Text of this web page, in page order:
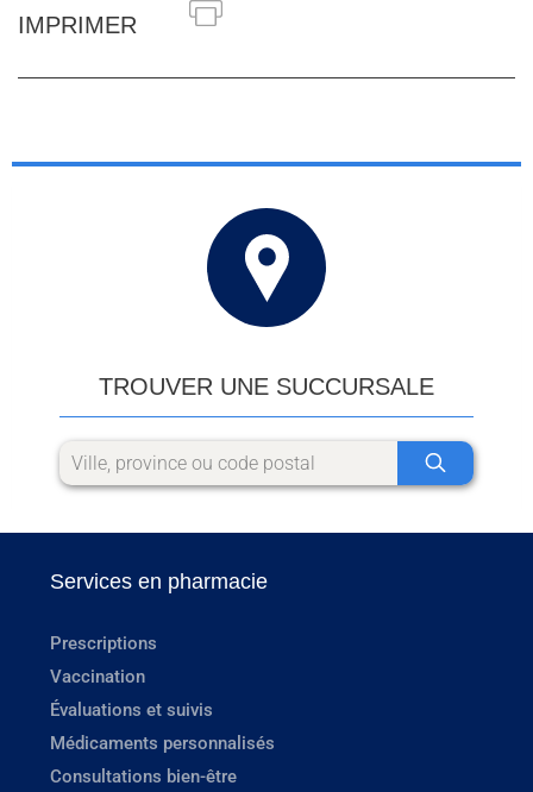
IMPRIMER
TROUVER UNE SUCCURSALE
Services en pharmacie
Prescriptions
Vaccination
Évaluations et suivis
Médicaments personnalisés
Consultations bien-être